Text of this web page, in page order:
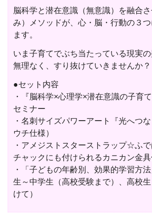
脳科学と潜在意識（無意識）を融合
み）メソッドが、心・脳・行動の３
ます。
いま子育てでぶち当たっている現実
無理なく、すり抜けていきませんか？
●セット内容
・『脳科学×心理学×潜在意識の子育
セミナー
・名刺サイズパワーアート『光へつ
ウチ仕様）
・アメジストスターストラップ☆ふ
チャックにも付けられるカニカン金
・「子どもの年齢別、効果的学習方
生～中学生（高校受験まで）、高校
けて）